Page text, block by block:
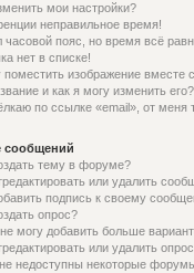
мои настройки?
неправильное время!
часовой пояс, но время всё
нет в списке!
поместить изображение
и как я могу изменить его?
по ссылке «email», от меня
сообщений
тему в форуме?
или удалить
подпись к своему
опрос?
могу добавить больше
или удалить
недоступны некоторые